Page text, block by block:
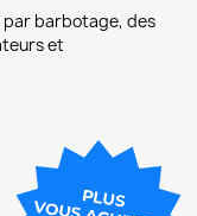
par barbotage, des
et